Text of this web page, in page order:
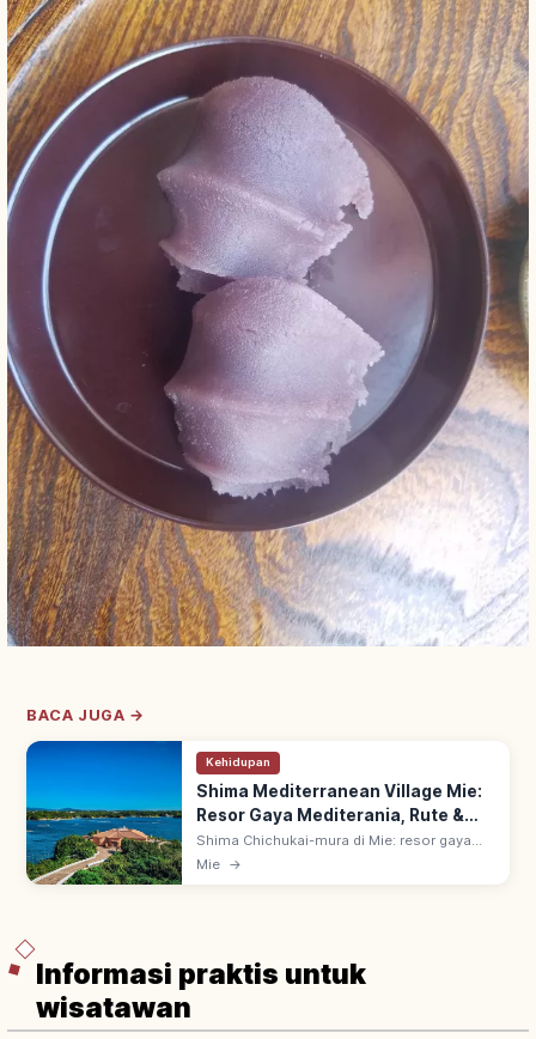
BACA JUGA →
Kehidupan
Shima Mediterranean Village Mie:
Resor Gaya Mediterania, Rute &
Sorotan
Shima Chichukai-mura di Mie: resor gaya
Mediterania ~10.000 tsubo dengan 5 zona
Mie →
Informasi praktis untuk
wisatawan